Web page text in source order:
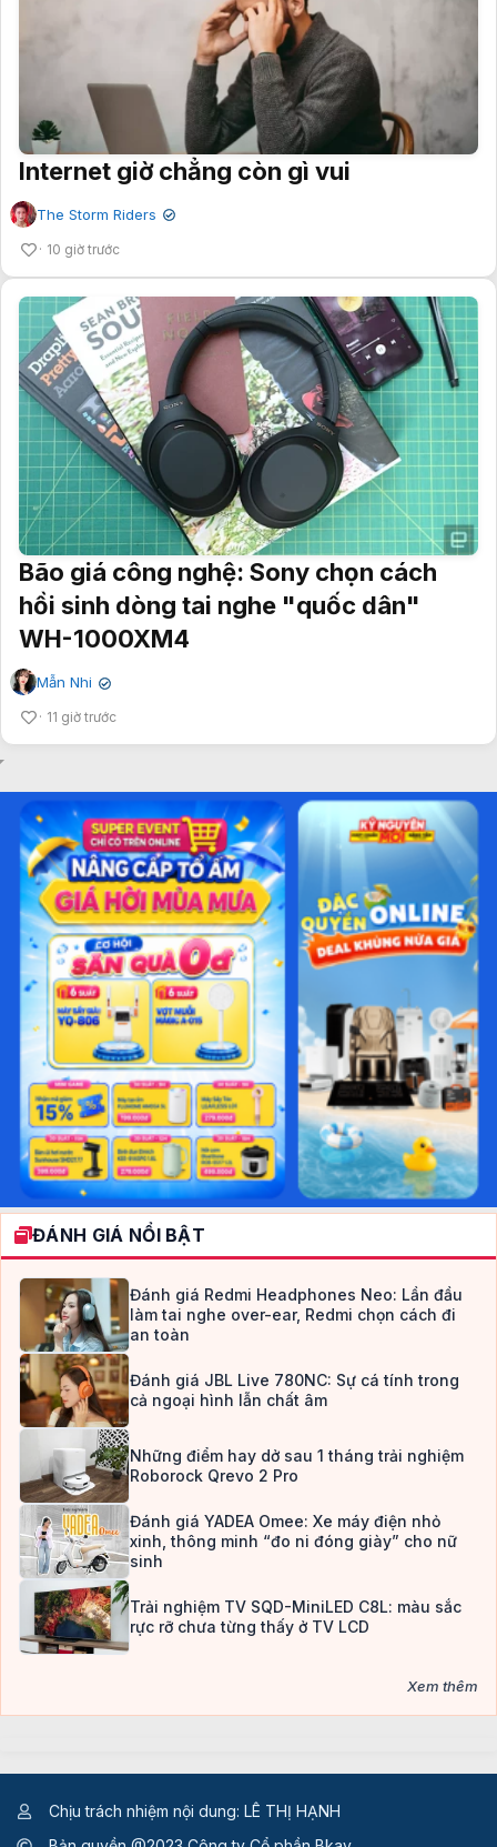
Internet giờ chẳng còn gì vui
The Storm Riders ✔
10 giờ trước
Bão giá công nghệ: Sony chọn cách
hồi sinh dòng tai nghe "quốc dân"
WH-1000XM4
Mẫn Nhi ✔
11 giờ trước
ĐÁNH GIÁ NỔI BẬT
Đánh giá Redmi Headphones Neo: Lần đầu
làm tai nghe over-ear, Redmi chọn cách đi
an toàn
Đánh giá JBL Live 780NC: Sự cá tính trong
cả ngoại hình lẫn chất âm
Những điểm hay dở sau 1 tháng trải nghiệm
Roborock Qrevo 2 Pro
Đánh giá YADEA Omee: Xe máy điện nhỏ
xinh, thông minh “đo ni đóng giày” cho nữ
sinh
Trải nghiệm TV SQD-MiniLED C8L: màu sắc
rực rỡ chưa từng thấy ở TV LCD
Xem thêm
Chịu trách nhiệm nội dung: LÊ THỊ HẠNH